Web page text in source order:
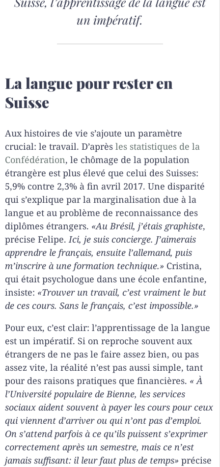
un impératif.
La langue pour rester en
Suisse
Aux histoires de vie s’ajoute un paramètre
crucial: le travail. D’après les statistiques de la
Confédération, le chômage de la population
étrangère est plus élevé que celui des Suisses:
5,9% contre 2,3% à fin avril 2017. Une disparité
qui s’explique par la marginalisation due à la
langue et au problème de reconnaissance des
diplômes étrangers. «Au Brésil, j’étais graphiste,
précise Felipe.Ici, je suis concierge. J’aimerais
apprendre le français, ensuite l’allemand, puis
m’inscrire à une formation technique.» Cristina,
qui était psychologue dans une école enfantine,
insiste: «Trouver un travail, c’est vraiment le but
de ces cours. Sans le français, c’est impossible.»
Pour eux, c’est clair: l’apprentissage de la langue
est un impératif. Si on reproche souvent aux
étrangers de ne pas le faire assez bien, ou pas
assez vite, la réalité n’est pas aussi simple, tant
pour des raisons pratiques que financières. «À
l’Université populaire de Bienne, les services
sociaux aident souvent à payer les cours pour ceux
qui viennent d’arriver ou qui n’ont pas d’emploi.
On s’attend parfois à ce qu’ils puissent s’exprimer
correctement après un semestre, mais ce n’est
jamais suffisant: il leur faut plus de temps» précise